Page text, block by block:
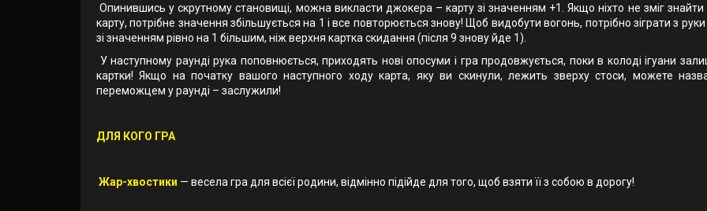
Опинившись у скрутному становищі, можна викласти джокера – карту зі значенням +1. Якщо ніхто не зміг знайти
карту, потрібне значення збільшується на 1 і все повторюється знову! Щоб видобути вогонь, потрібно зіграти з
зі значенням рівно на 1 більшим, ніж верхня картка скидання (після 9 знову йде 1).
У наступному раунді рука поповнюється, приходять нові опосуми і гра продовжується, поки в колоді ігуани
картки! Якщо на початку вашого наступного ходу карта, яку ви скинули, лежить зверху стоси, можете
переможцем у раунді – заслужили!
ДЛЯ КОГО ГРА
Жар-хвостики — весела гра для всієї родини, відмінно підійде для того, щоб взяти її з собою в дорогу!